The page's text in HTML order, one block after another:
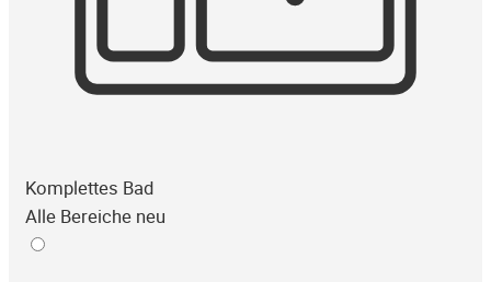
Komplettes Bad
Alle Bereiche neu